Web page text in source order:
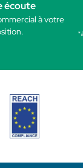
écoute
à votre
*